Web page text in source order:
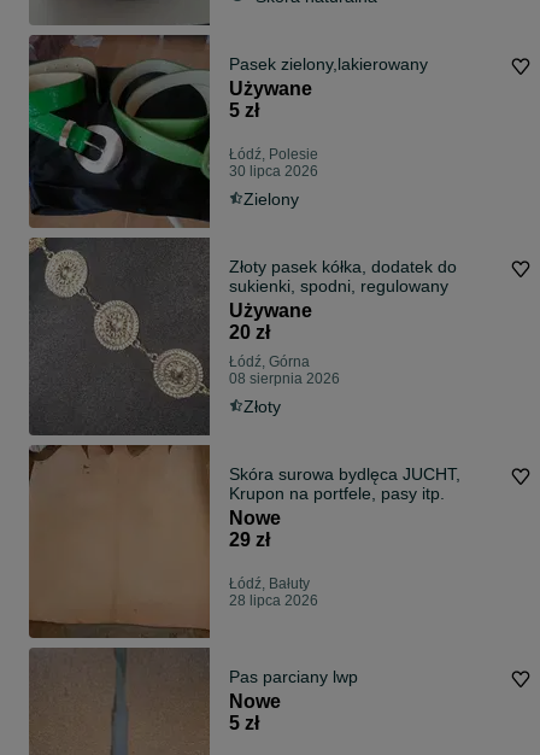
Pasek zielony,lakierowany
Używane
5 zł
Łódź, Polesie
30 lipca 2026
Zielony
Złoty pasek kółka, dodatek do
sukienki, spodni, regulowany
Używane
20 zł
Łódź, Górna
08 sierpnia 2026
Złoty
Skóra surowa bydlęca JUCHT,
Krupon na portfele, pasy itp.
Nowe
29 zł
Łódź, Bałuty
28 lipca 2026
Pas parciany lwp
Nowe
5 zł